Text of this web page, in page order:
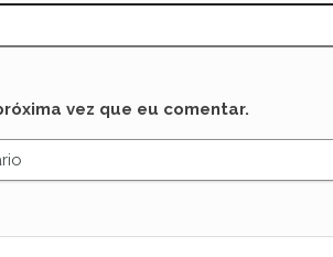
vez que eu comentar.